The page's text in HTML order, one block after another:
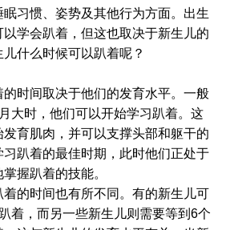
习惯、姿势及其他行为方面。出生
学会趴着，但这也取决于新生儿的
什么时候可以趴着呢？
时间取决于他们的发育水平。一般
大时，他们可以开始学习趴着。这
育肌肉，并可以支撑头部和躯干的
趴着的最佳时期，此时他们正处于
握趴着的技能。
的时间也有所不同。有的新生儿可
着，而另一些新生儿则需要等到6个